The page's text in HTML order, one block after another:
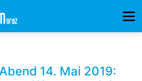
14. Mai 2019: